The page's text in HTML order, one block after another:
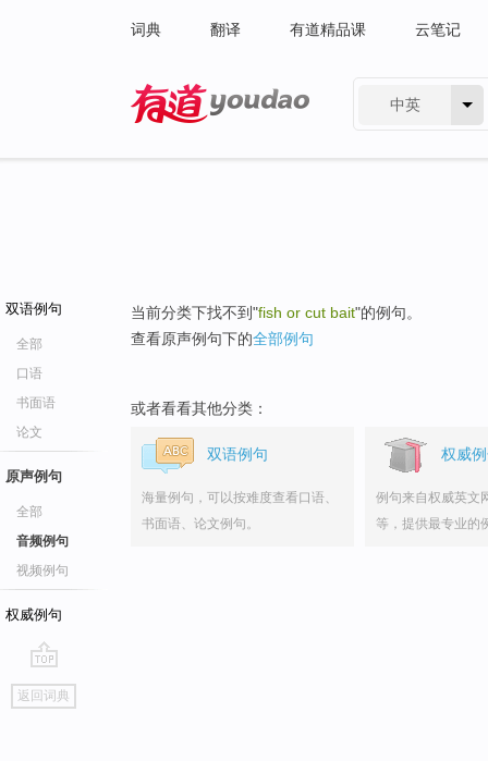
词典 翻译 有道精品课 云笔记
中英
双语例句
全部
口语
书面语
论文
原声例句
全部
音频例句
视频例句
权威例句
go
top
返回词典
当前分类下找不到"fish or cut bait"的例句。
查看原声例句下的全部例句
或者看看其他分类：
双语例句
海量例句，可以按难度查看口语、
书面语、论文例句。
权威
例句来自权威英文
等，提供最专业的